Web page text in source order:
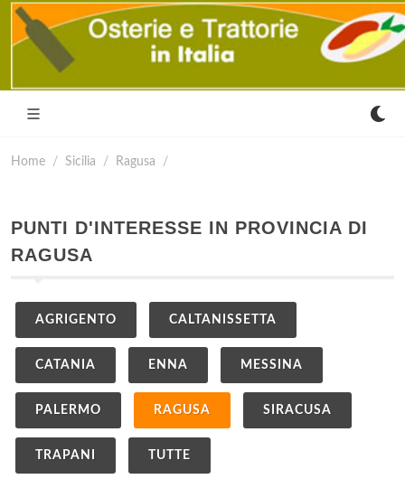
Home Sicilia Ragusa
PUNTI D'INTERESSE IN PROVINCIA DI
RAGUSA
AGRIGENTO CALTANISSETTA
CATANIA ENNA MESSINA
PALERMO RAGUSA SIRACUSA
TRAPANI TUTTE